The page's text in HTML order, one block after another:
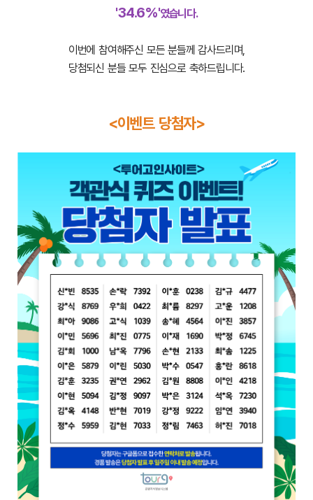
'34.6%'였습니다.
이번에 참여해주신 모든 분들께 감사드리며,
당첨되신 분들 모두 진심으로 축하드립니다.
<이벤트 당첨자>